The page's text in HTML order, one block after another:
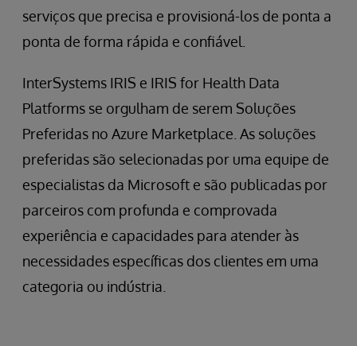
serviços que precisa e provisioná-los de ponta a
ponta de forma rápida e confiável.
InterSystems IRIS e IRIS for Health Data
Platforms se orgulham de serem Soluções
Preferidas no Azure Marketplace. As soluções
preferidas são selecionadas por uma equipe de
especialistas da Microsoft e são publicadas por
parceiros com profunda e comprovada
experiência e capacidades para atender às
necessidades específicas dos clientes em uma
categoria ou indústria.